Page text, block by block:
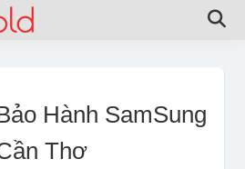
Hành SamSung
Thơ